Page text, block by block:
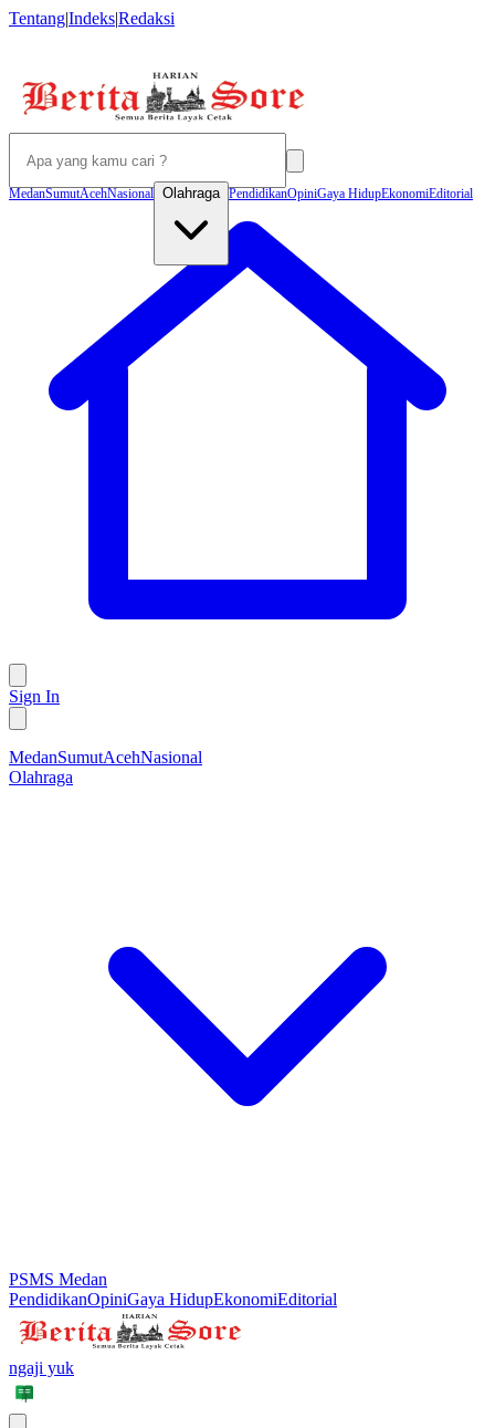
Tentang|Indeks|Redaksi
MedanSumutAcehNasional Olahraga PendidikanOpiniGaya HidupEkonomiEditorial
Sign In
MedanSumutAcehNasional
Olahraga
PSMS Medan
PendidikanOpiniGaya HidupEkonomiEditorial
ngaji yuk